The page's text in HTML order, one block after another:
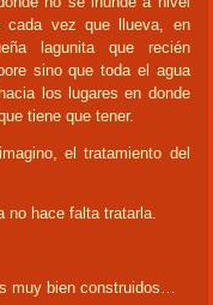
vez que llueva, en
lagunita que recién
sino que toda el agua
los lugares en donde
tiene que tener.
el tratamiento del
no hace falta tratarla.
muy bien construidos…